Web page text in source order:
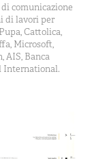
comunicazione
di lavori per
Cattolica,
Microsoft,
AIS, Banca
International.